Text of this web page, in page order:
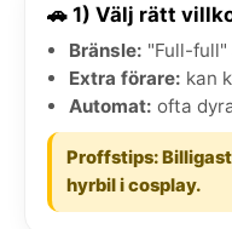
🚗 1) Välj rätt
Bränsle: "Full-
Extra förare: kan
Automat: ofta
Proffstips:
hyrbil i cosplay.